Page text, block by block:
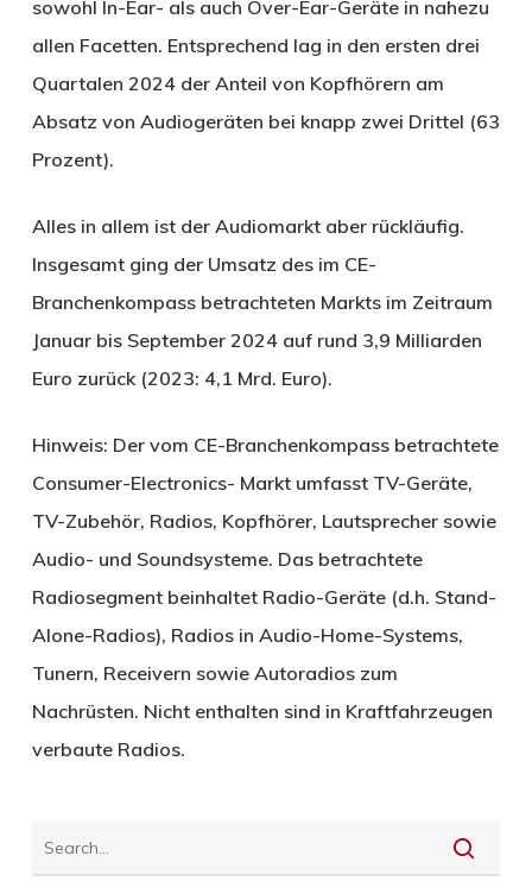
sowohl In-Ear- als auch Over-Ear-Geräte in nahezu
allen Facetten. Entsprechend lag in den ersten drei
Quartalen 2024 der Anteil von Kopfhörern am
Absatz von Audiogeräten bei knapp zwei Drittel (63
Prozent).
Alles in allem ist der Audiomarkt aber rückläufig.
Insgesamt ging der Umsatz des im CE-
Branchenkompass betrachteten Markts im Zeitraum
Januar bis September 2024 auf rund 3,9 Milliarden
Euro zurück (2023: 4,1 Mrd. Euro).
Hinweis: Der vom CE-Branchenkompass betrachtete
Consumer-Electronics- Markt umfasst TV-Geräte,
TV-Zubehör, Radios, Kopfhörer, Lautsprecher sowie
Audio- und Soundsysteme. Das betrachtete
Radiosegment beinhaltet Radio-Geräte (d.h. Stand-
Alone-Radios), Radios in Audio-Home-Systems,
Tunern, Receivern sowie Autoradios zum
Nachrüsten. Nicht enthalten sind in Kraftfahrzeugen
verbaute Radios.